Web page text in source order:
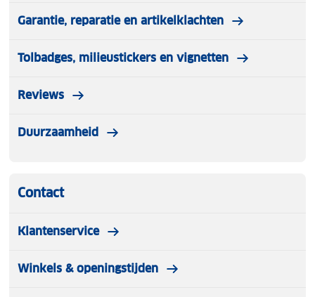
Garantie, reparatie en artikelklachten
Tolbadges, milieustickers en vignetten
Reviews
Duurzaamheid
Contact
Klantenservice
Winkels & openingstijden